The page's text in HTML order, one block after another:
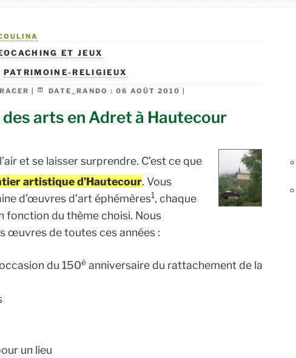
ET JEUX
PATRIMOINE-RELIGIEUX
| DATE_RANDO :06 AOÛT 2010 |
arts en Adret à Hautecour
et se laisser surprendre. C’est ce que
artistique d’Hautecour. Vous
d’œuvres d’art éphémères1, chaque
fonction du thème choisi. Nous
œuvres de toutes ces années :
du 150è anniversaire du rattachement de la
un lieu